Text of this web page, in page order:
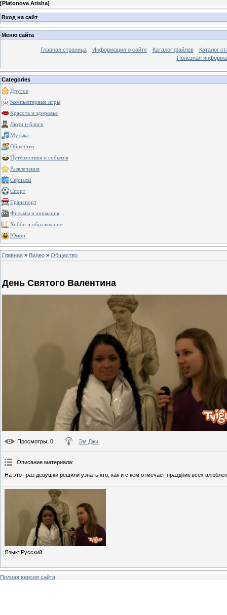
[Platonova Arisha]
Вход на сайт
Меню сайта
Главная страница Информация о сайте Каталог файлов
Каталог
Полезная
Categories
Другое
Компьютерные игры
Красота и здоровье
Люди и блоги
Музыка
Общество
Путешествия и события
Развлечения
Сериалы
Спорт
Транспорт
Фильмы и анимация
Хобби и образование
Юмор
Главная » Видео » Общество
День Святого Валентина
Просмотры: 0 Эм Джи
Описание материала:
На этот раз девушки решили узнать кто, как и с кем отмечает праздник всех
Язык: Русский
Полная версия сайта